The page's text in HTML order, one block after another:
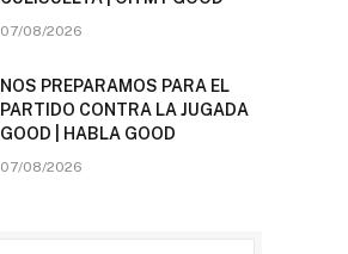
07/08/2026
NOS PREPARAMOS PARA EL
PARTIDO CONTRA LA JUGADA
GOOD | HABLA GOOD
07/08/2026